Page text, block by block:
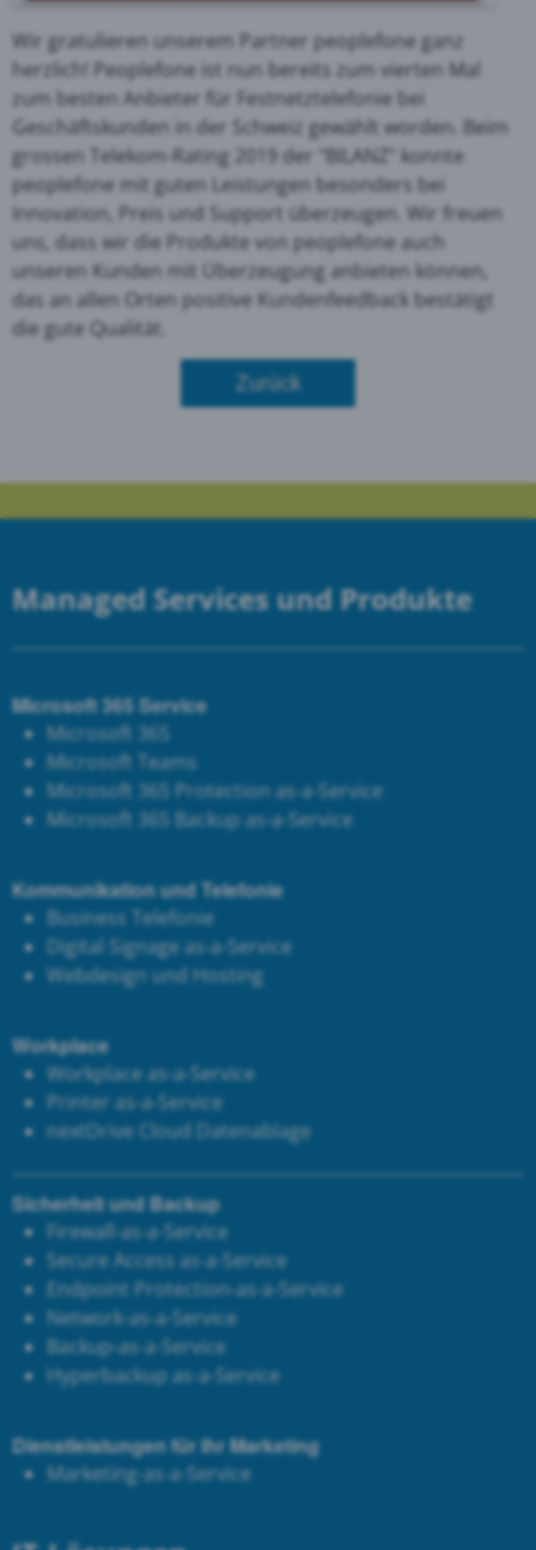
Wir gratulieren unserem Partner peoplefone ganz
herzlich! Peoplefone ist nun bereits zum vierten Mal
zum besten Anbieter für Festnetztelefonie bei
Geschäftskunden in der Schweiz gewählt worden. Beim
grossen Telekom-Rating 2019 der "BILANZ" konnte
peoplefone mit guten Leistungen besonders bei
Innovation, Preis und Support überzeugen. Wir freuen
uns, dass wir die Produkte von peoplefone auch
unseren Kunden mit Überzeugung anbieten können,
das an allen Orten positive Kundenfeedback bestätigt
die gute Qualität.
Zurück
Managed Services und Produkte
Microsoft 365 Service
Microsoft 365
Microsoft Teams
Microsoft 365 Protection as-a-Service
Microsoft 365 Backup as-a-Service
Kommunikation und Telefonie
Business Telefonie
Digital Signage as-a-Service
Webdesign und Hosting
Workplace
Workplace as-a-Service
Printer as-a-Service
nextDrive Cloud Datenablage
Sicherheit und Backup
Firewall-as-a-Service
Secure Access as-a-Service
Endpoint Protection-as-a-Service
Network-as-a-Service
Backup-as-a-Service
Hyperbackup as-a-Service
Dienstleistungen für Ihr Marketing
Marketing-as-a-Service